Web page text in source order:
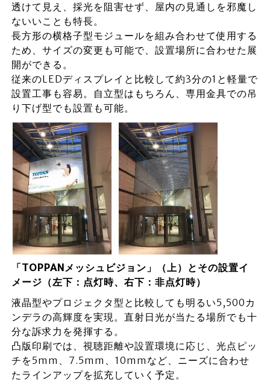
透けて見え、採光を阻害せず、屋内の見通しを邪魔し
ないいことも特長。
長方形の横格子型モジュールを組み合わせて使用する
ため、サイズの変更も可能で、設置場所に合わせた展
開ができる。
従来のLEDディスプレイと比較して約3分の1と軽量で
設置工事も容易。自立型はもちろん、専用金具での吊
り下げ型でも設置も可能。
「TOPPANメッシュビジョン」（上）とその設置イ
メージ（左下：点灯時、右下：非点灯時）
液晶型やプロジェクタ型と比較しても明るい5,500カ
ンデラの高輝度を実現。直射日光が当たる場所でも十
分な訴求力を発揮する。
凸版印刷では、視聴距離や設置環境に応じ、光点ピッ
チを5mm、7.5mm、10mmなど、ニーズに合わせ
たラインアップを拡充していく予定。